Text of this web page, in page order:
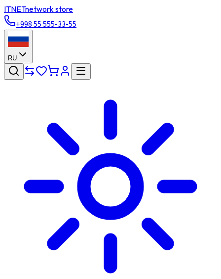
ITNETnetwork store
+998 55 555-33-55
RU